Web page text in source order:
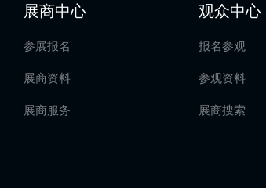
展商中心
参展报名
展商资料
展商服务
观众中心
报名参观
参观资料
展商搜索